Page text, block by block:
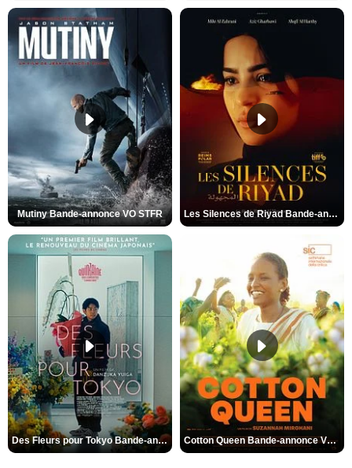
Mutiny Bande-annonce VO STFR Les Silences de Riyad Bande-annonce VO STFR
Des Fleurs pour Tokyo Bande-annonce VO STFR Cotton Queen Bande-annonce VO STFR